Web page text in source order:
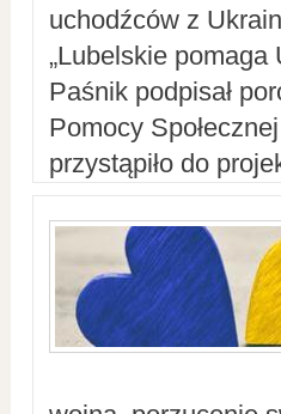
uchodźców z
„Lubelskie pomaga
Paśnik podpisał
Pomocy
przystąpiło do